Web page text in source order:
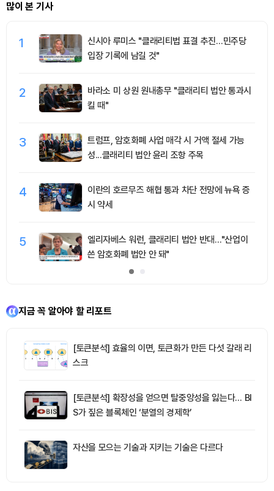
많이 본 기사
1
신시아 루미스 "클래리티법 표결 추진…민주당
입장 기록에 남길 것"
2
바라소 미 상원 원내총무 "클래리티 법안 통과시
킬 때"
3
트럼프, 암호화폐 사업 매각 시 거액 절세 가능
성...클래리티 법안 윤리 조항 주목
4
이란의 호르무즈 해협 통과 차단 전망에 뉴욕 증
시 약세
5
엘리자베스 워런, 클래리티 법안 반대…"산업이
쓴 암호화폐 법안 안 돼"
지금 꼭 알아야 할 리포트
[토큰분석] 효율의 이면, 토큰화가 만든 다섯 갈래 리
스크
[토큰분석] 확장성을 얻으면 탈중앙성을 잃는다… BI
S가 짚은 블록체인 ‘분열의 경제학’
자산을 모으는 기술과 지키는 기술은 다르다